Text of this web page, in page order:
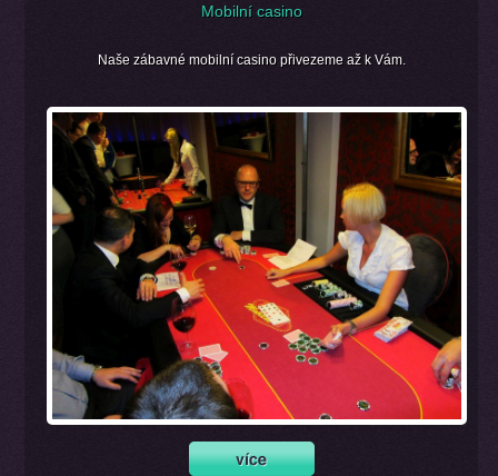
Mobilní casino
Naše zábavné mobilní casino přivezeme až k Vám.